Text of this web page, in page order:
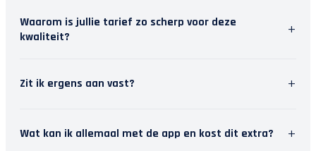
Waarom is jullie tarief zo scherp voor deze
kwaliteit?
+
werk te automatiseren, besparen we tijd. Die tijd
Zit ik ergens aan vast? +
abonnement maandelijks opzeggen. Het stopt dan
Wat kan ik allemaal met de app en kost dit extra? +